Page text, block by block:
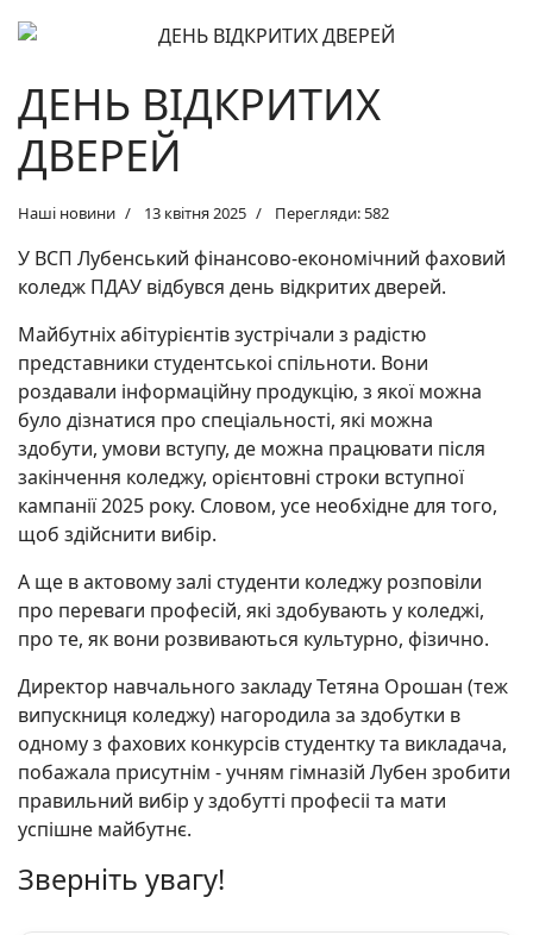
ДЕНЬ ВІДКРИТИХ
ДВЕРЕЙ
Наші новини 13 квітня 2025 Перегляди: 582
У ВСП Лубенський фінансово-економічний фаховий
коледж ПДАУ відбувся день відкритих дверей.
Майбутніх абітурієнтів зустрічали з радістю
представники студентськоі спільноти. Вони
роздавали інформаційну продукцію, з якої можна
було дізнатися про спеціальності, які можна
здобути, умови вступу, де можна працювати після
закінчення коледжу, орієнтовні строки вступної
кампанії 2025 року. Словом, усе необхідне для того,
щоб здійснити вибір.
А ще в актовому залі студенти коледжу розповіли
про переваги професій, які здобувають у коледжі,
про те, як вони розвиваються культурно, фізично.
Директор навчального закладу Тетяна Орошан (теж
випускниця коледжу) нагородила за здобутки в
одному з фахових конкурсів студентку та викладача,
побажала присутнім - учням гімназій Лубен зробити
правильний вибір у здобутті професіі та мати
успішне майбутнє.
Зверніть увагу!